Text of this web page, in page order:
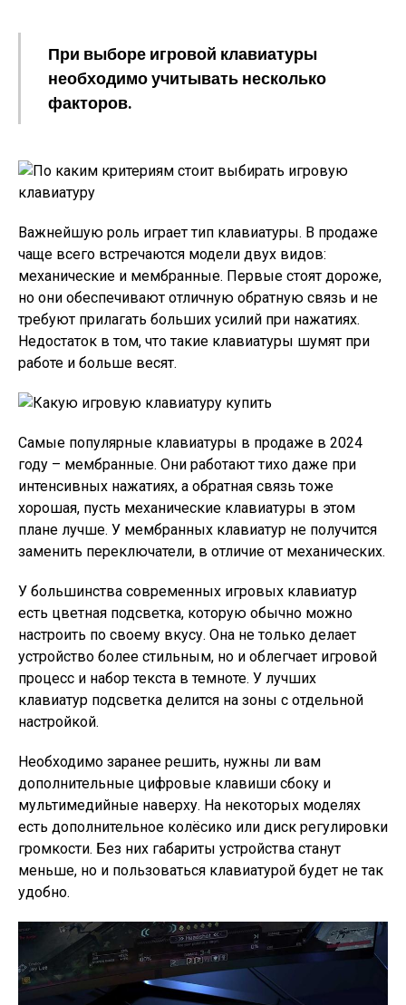
При выборе игровой клавиатуры
необходимо учитывать несколько
факторов.
Важнейшую роль играет тип клавиатуры. В продаже
чаще всего встречаются модели двух видов:
механические и мембранные. Первые стоят дороже,
но они обеспечивают отличную обратную связь и не
требуют прилагать больших усилий при нажатиях.
Недостаток в том, что такие клавиатуры шумят при
работе и больше весят.
Самые популярные клавиатуры в продаже в 2024
году – мембранные. Они работают тихо даже при
интенсивных нажатиях, а обратная связь тоже
хорошая, пусть механические клавиатуры в этом
плане лучше. У мембранных клавиатур не получится
заменить переключатели, в отличие от механических.
У большинства современных игровых клавиатур
есть цветная подсветка, которую обычно можно
настроить по своему вкусу. Она не только делает
устройство более стильным, но и облегчает игровой
процесс и набор текста в темноте. У лучших
клавиатур подсветка делится на зоны с отдельной
настройкой.
Необходимо заранее решить, нужны ли вам
дополнительные цифровые клавиши сбоку и
мультимедийные наверху. На некоторых моделях
есть дополнительное колёсико или диск регулировки
громкости. Без них габариты устройства станут
меньше, но и пользоваться клавиатурой будет не так
удобно.